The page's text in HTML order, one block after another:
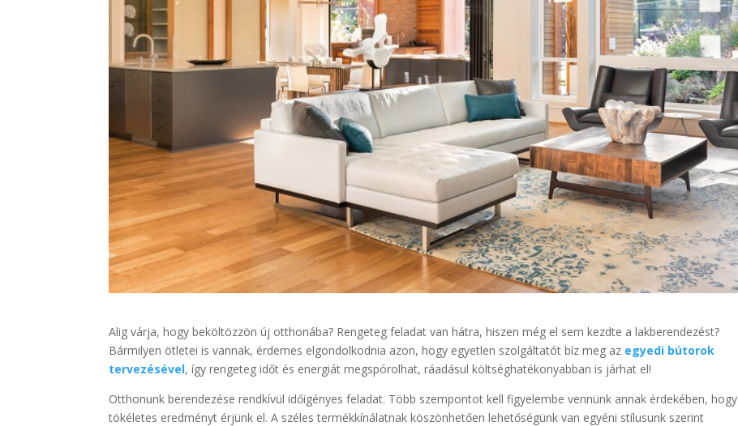
Alig várja, hogy beköltözzön új otthonába? Rengeteg feladat van hátra, hiszen még el sem kezdte a lakberendezést?
Bármilyen ötletei is vannak, érdemes elgondolkodnia azon, hogy egyetlen szolgáltatót bíz meg az egyedi bútorok
tervezésével, így rengeteg időt és energiát megspórolhat, ráadásul költséghatékonyabban is járhat el!
Otthonunk berendezése rendkívül időigényes feladat. Több szempontot kell figyelembe vennünk annak érdekében, hogy
tökéletes eredményt érjünk el. A széles termékkínálatnak köszönhetően lehetőségünk van egyéni stílusunk szerint